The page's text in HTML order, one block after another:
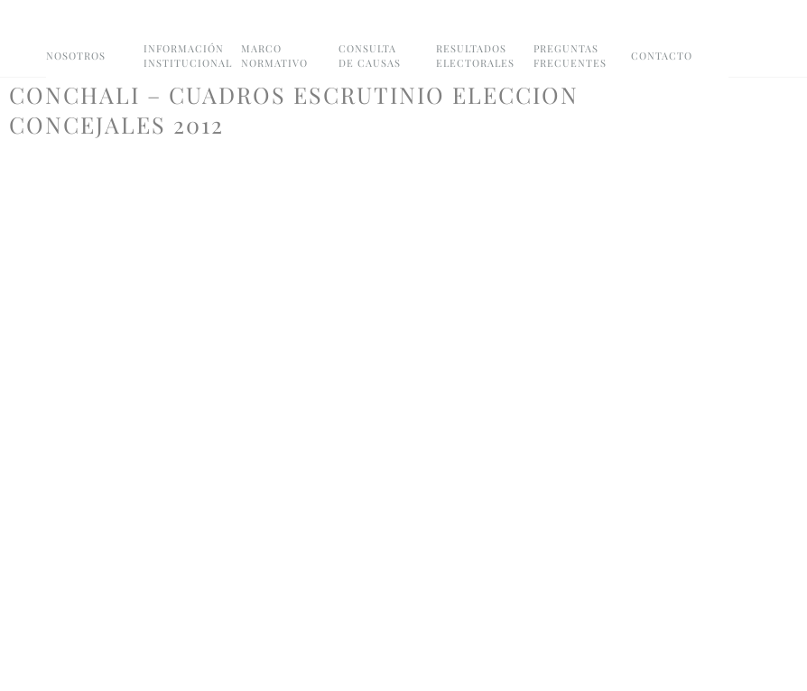
NOSOTROS
INFORMACIÓN
INSTITUCIONAL
MARCO
NORMATIVO
CONSULTA
DE CAUSAS
RESULTADOS
ELECTORALES
PREGUNTAS
FRECUENTES
CONTACTO
CONCHALI – CUADROS ESCRUTINIO ELECCION
CONCEJALES 2012